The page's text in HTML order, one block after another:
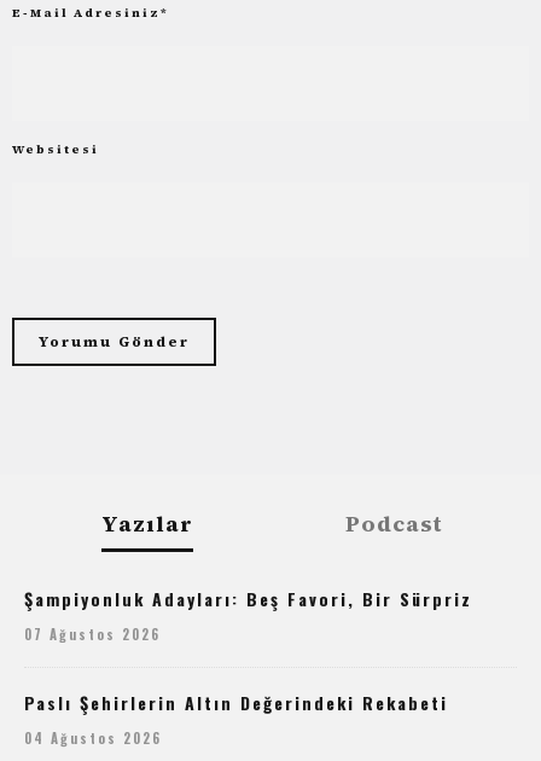
E-Mail Adresiniz *
Websitesi
Yazılar Podcast
Şampiyonluk Adayları: Beş Favori, Bir Sürpriz
07 Ağustos 2026
Paslı Şehirlerin Altın Değerindeki Rekabeti
04 Ağustos 2026